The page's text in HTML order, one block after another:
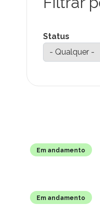
Status
Em andamento
Em andamento